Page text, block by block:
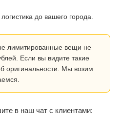
до вашего города.
лимитированные вещи не
Если вы видите такие
оригинальности. Мы возим
в наш чат с клиентами: